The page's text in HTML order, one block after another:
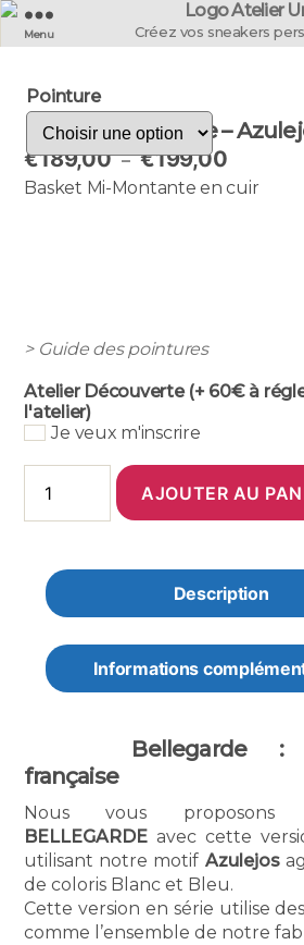
Créez vos sneakers
Menu
Basket Bellegarde –
€189,00 – €199,00Plage
de
Basket Mi-Montante en cuir
Pointure
> Guide des pointures
Atelier Découverte (+ 60€ à
l'atelier)
Je veux m'inscrire
Basket
Azulejos
AJOUTER AU
Description
Informations
Bellegarde
française
Nous vous proposons
BELLEGARDE avec cette
utilisant notre motif Azulejos
de coloris Blanc et Bleu.
Cette version en série utilise
comme l’ensemble de notre